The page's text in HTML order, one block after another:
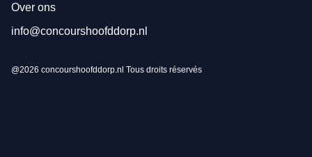
Over ons
info@concourshoofddorp.nl
@2026 concourshoofddorp.nl Tous droits réservés